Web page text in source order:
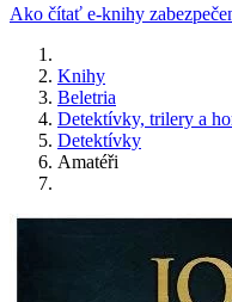
Ako čítať e-knihy
Knihy
Beletria
Detektívky, trilery a
Detektívky
Amatéři